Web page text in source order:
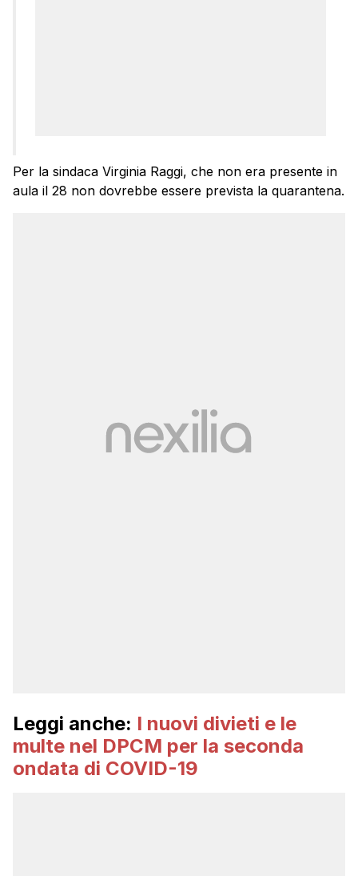
Per la sindaca Virginia Raggi, che non era presente in
aula il 28 non dovrebbe essere prevista la quarantena.
Leggi anche: I nuovi divieti e le
multe nel DPCM per la seconda
ondata di COVID-19